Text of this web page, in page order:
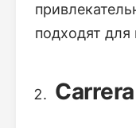
подходят для
Carrera